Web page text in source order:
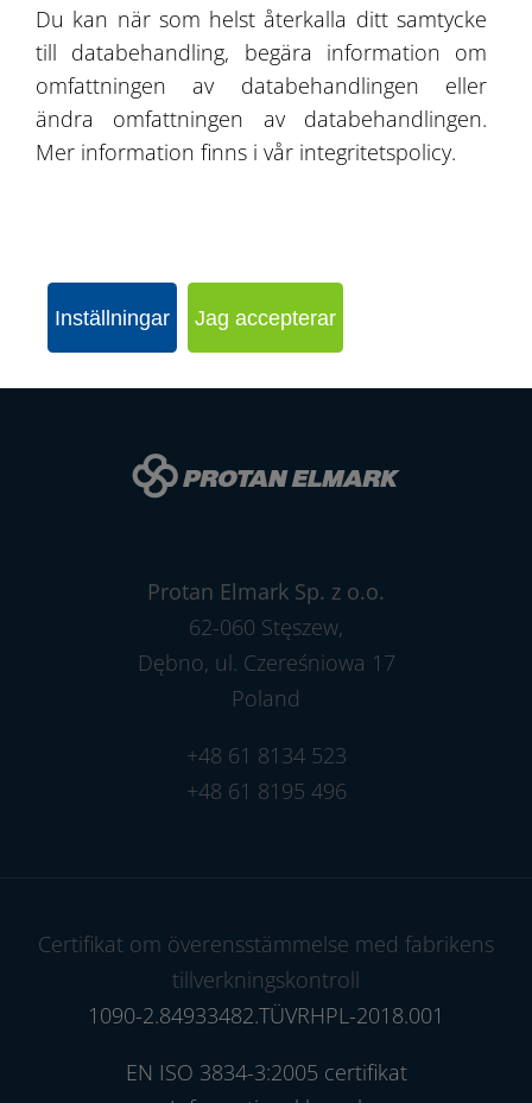
Kontakt
SKICKA EN FÖRFRÅGAN
Protan Elmark Sp. z o.o.
62-060 Stęszew,
Dębno, ul. Czereśniowa 17
Poland
+48 61 8134 523
+48 61 8195 496
Certifikat om överensstämmelse med fabrikens
tillverkningskontroll
1090-2.84933482.TÜVRHPL-2018.001
EN ISO 3834-3:2005 certifikat
Du kan när som helst återkalla ditt samtycke
till databehandling, begära information om
omfattningen av databehandlingen eller
ändra omfattningen av databehandlingen.
Mer information finns i vår integritetspolicy.
Inställningar Jag accepterar